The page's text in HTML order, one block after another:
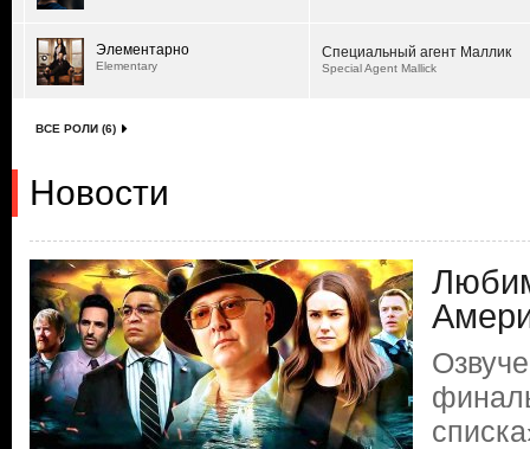
Элементарно
Elementary
Специальный агент Маллик
Special Agent Mallick
ВСЕ РОЛИ (6)
Новости